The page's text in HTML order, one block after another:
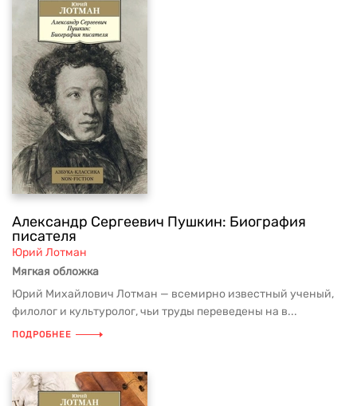
Александр Сергеевич Пушкин: Биография
писателя
Юрий Лотман
Мягкая обложка
Юрий Михайлович Лотман — всемирно известный ученый,
филолог и культуролог, чьи труды переведены на в...
ПОДРОБНЕЕ